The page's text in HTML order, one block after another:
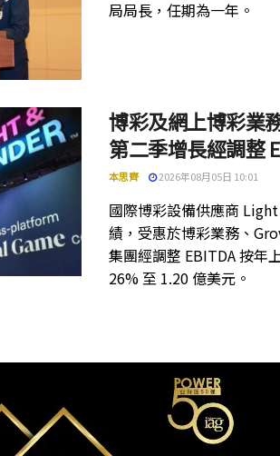
局局長，任期為一年。
博彩及網上博彩業
第二季增長經調整
本思齊 2026年08月05日 10:01
國際博彩設備供應商
績，受惠於博彩業務、
集團經調整 EBITDA 按年
26% 至 1.20 億美元。